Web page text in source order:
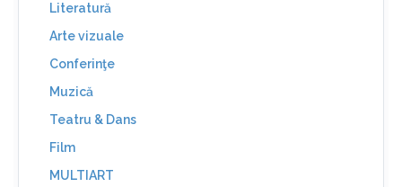
Literatură
Arte vizuale
Conferinţe
Muzică
Teatru & Dans
Film
MULTIART